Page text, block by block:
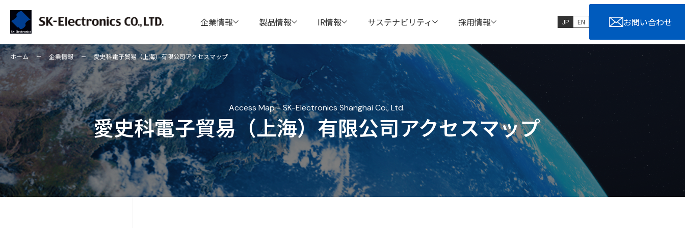
企業情報 製品情報 IR情報 サステナビリティ 採用情報 JP EN お問い合わせ
Access Map - SK-Electronics Shanghai Co., Ltd.
愛史科電子貿易（上海）有限公司アクセスマップ
ホーム 企業情報 愛史科電子貿易（上海）有限公司アクセスマップ